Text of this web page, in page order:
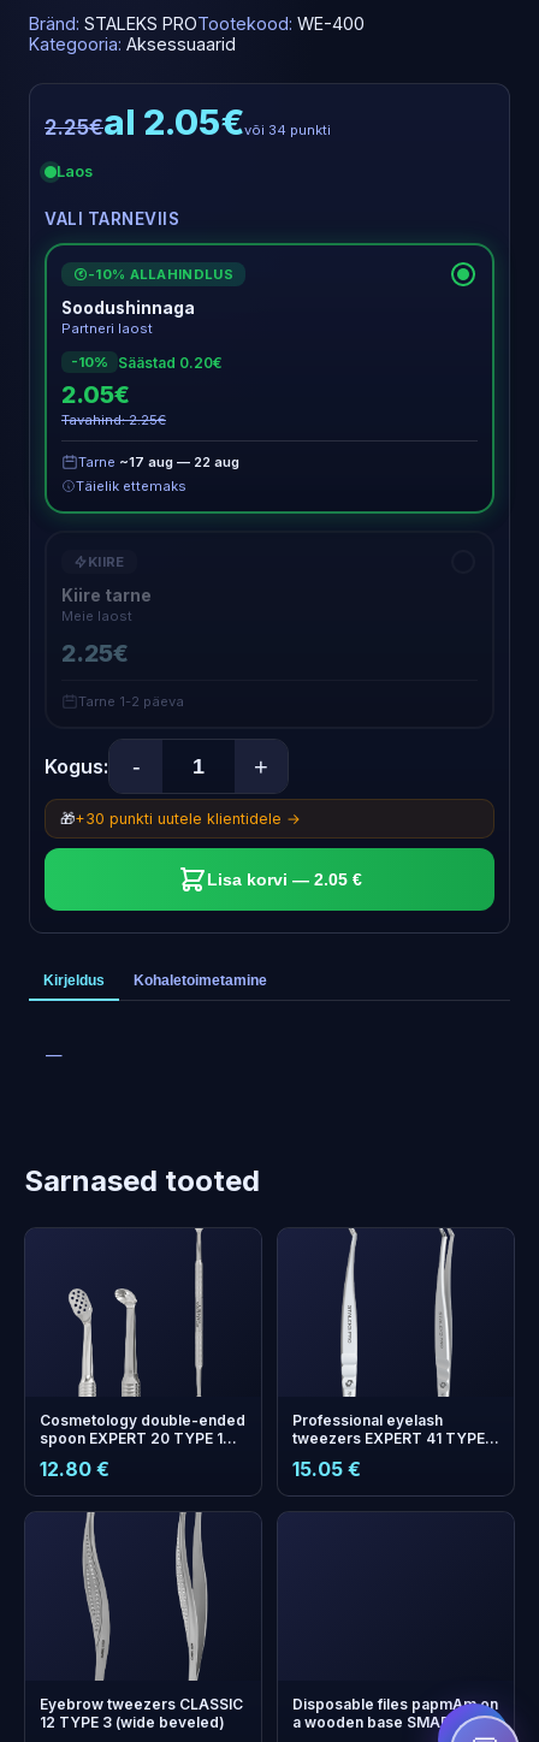
Bränd: STALEKS PROTootekood: WE-400
Kategooria: Aksessuaarid
2.25€al 2.05€või 34 punkti
Laos
VALI TARNEVIIS
€ -10% ALLAHINDLUS
Soodushinnaga
Partneri laost
-10%
Säästad 0.20€
2.05€
Tavahind: 2.25€
Tarne ~17 aug — 22 aug
Täielik ettemaks
KIIRE
Kiire tarne
Meie laost
2.25€
Tarne 1-2 päeva
Kogus: - +
🎁+30 punkti uutele klientidele →
Lisa korvi — 2.05 €
Kirjeldus Kohaletoimetamine
—
Sarnased tooted
Cosmetology double-ended
spoon EXPERT 20 TYPE 1
holes)
12.80 €
Professional eyelash
tweezers EXPERT 41 TYPE 9
15.05 €
Eyebrow tweezers CLASSIC
12 TYPE 3 (wide beveled)
Disposable files papmAm on
a wooden base SMART 22
+
Kogu ja säästa järgmisel